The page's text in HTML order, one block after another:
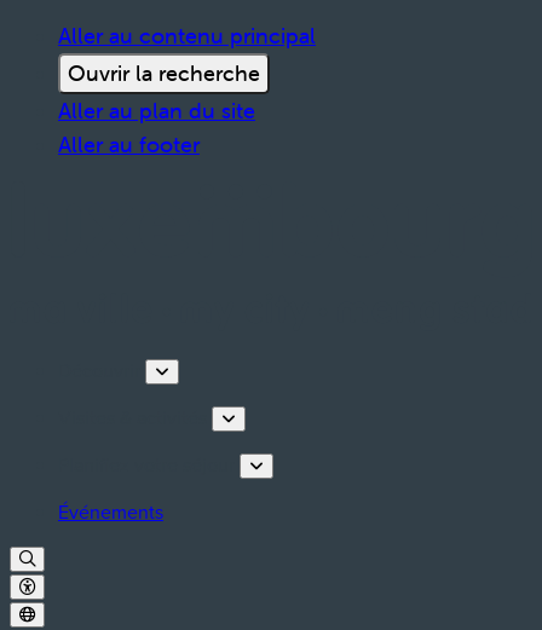
Aller au contenu principal
Ouvrir la recherche
Aller au plan du site
Aller au footer
Événements